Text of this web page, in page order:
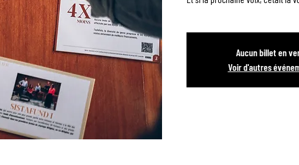
Aucun billet en
Voir d'autres